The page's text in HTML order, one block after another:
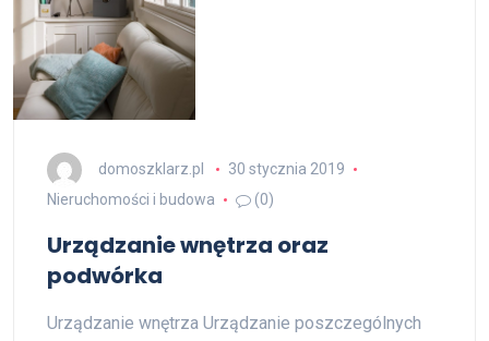
domoszklarz.pl
30 stycznia 2019
Nieruchomości i budowa
(0)
Urządzanie wnętrza oraz
podwórka
Urządzanie wnętrza Urządzanie poszczególnych